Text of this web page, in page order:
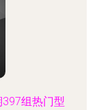
组热门型